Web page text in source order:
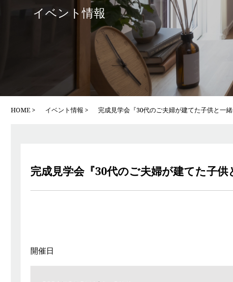
イベント情報
HOME イベント情報 完成見学会『30代のご夫婦が建てた子供と一緒
完成見学会『30代のご夫婦が建てた子供
開催日